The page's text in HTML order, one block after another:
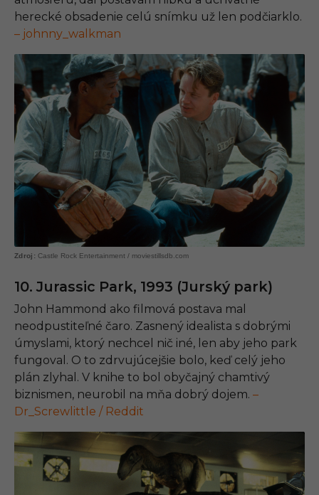
herecké obsadenie celú snímku už len podčiarklo.
– johnny_walkman
Castle Rock Entertainment / moviestillsdb.com
10. Jurassic Park, 1993 (Jurský park)
John Hammond ako filmová postava mal
neodpustiteľné čaro. Zasnený idealista s dobrými
úmyslami, ktorý nechcel nič iné, len aby jeho park
fungoval. O to zdrvujúcejšie bolo, keď celý jeho
plán zlyhal. V knihe to bol obyčajný chamtivý
biznismen, neurobil na mňa dobrý dojem. –
Dr_Screwlittle / Reddit